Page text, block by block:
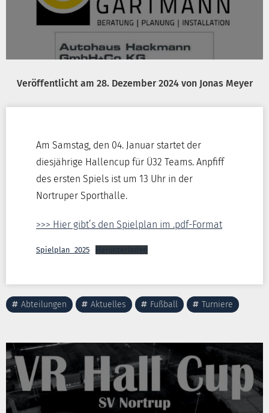
Veröffentlicht am 28. Dezember 2024von Jonas Meyer
Am Samstag, den 04. Januar startet der
diesjährige Hallencup für Ü32 Teams. Anpfiff
des ersten Spiels ist um 13 Uhr in der
Nortruper Sporthalle.
>>> Hier gibt’s den Spielplan im .pdf-Format
Spielplan_2025 Herunterladen
Abteilungen Aktuelles Fußball Turniere